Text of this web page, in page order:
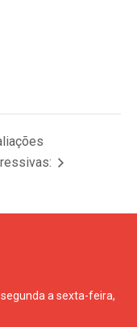
a sexta-feira,